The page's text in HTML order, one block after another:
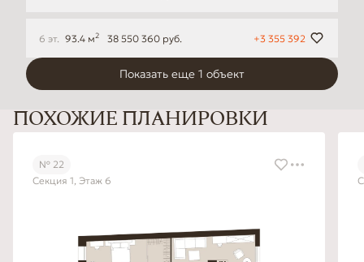
6 эт. 93.4 м2 38 550 360 руб. +3 355 392
Показать еще 1 объект
ПОХОЖИЕ ПЛАНИРОВКИ
№ 22
Секция 1, Этаж 6